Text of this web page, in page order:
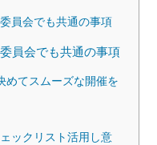
員会でも共通の事項
員会でも共通の事項
てスムーズな開催を
ックリスト活用し意